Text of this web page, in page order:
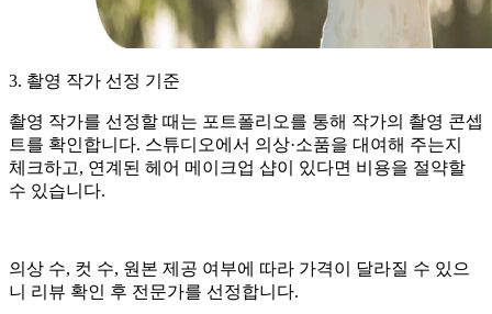
3. 촬영 작가 선정 기준
촬영 작가를 선정할 때는 포트폴리오를 통해 작가의 촬영 콘셉
트를 확인합니다. 스튜디오에서 의상·소품을 대여해 주는지
체크하고, 연계된 헤어 메이크업 샵이 있다면 비용을 절약할
수 있습니다.
의상 수, 컷 수, 원본 제공 여부에 따라 가격이 달라질 수 있으
니 리뷰 확인 후 전문가를 선정합니다.